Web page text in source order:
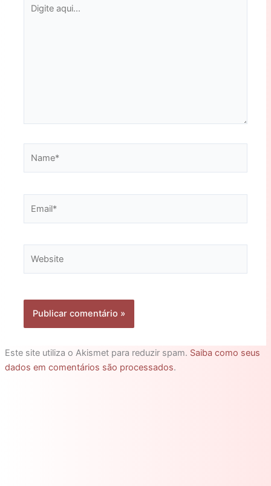
aqui...
Este site utiliza o Akismet para reduzir spam. Saiba como seus
dados em comentários são processados.